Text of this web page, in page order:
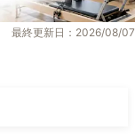
最終更新日：2026/08/07